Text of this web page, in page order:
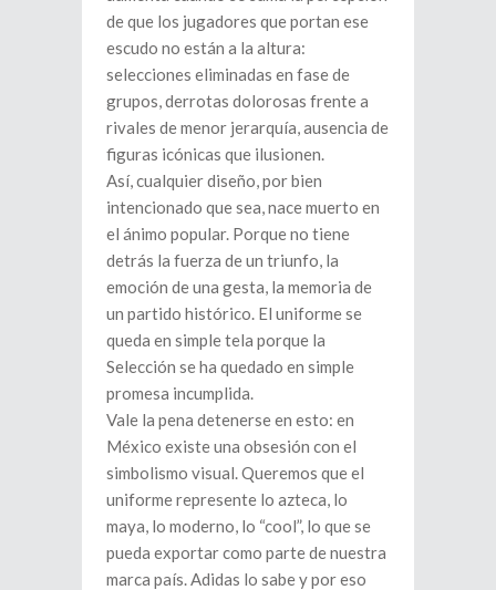
de que los jugadores que portan ese
escudo no están a la altura:
selecciones eliminadas en fase de
grupos, derrotas dolorosas frente a
rivales de menor jerarquía, ausencia de
figuras icónicas que ilusionen.
Así, cualquier diseño, por bien
intencionado que sea, nace muerto en
el ánimo popular. Porque no tiene
detrás la fuerza de un triunfo, la
emoción de una gesta, la memoria de
un partido histórico. El uniforme se
queda en simple tela porque la
Selección se ha quedado en simple
promesa incumplida.
Vale la pena detenerse en esto: en
México existe una obsesión con el
simbolismo visual. Queremos que el
uniforme represente lo azteca, lo
maya, lo moderno, lo “cool”, lo que se
pueda exportar como parte de nuestra
marca país. Adidas lo sabe y por eso